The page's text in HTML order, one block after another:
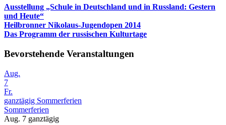
Ausstellung „Schule in Deutschland und in Russland: Gestern
und Heute“
Heilbronner Nikolaus-Jugendopen 2014
Das Programm der russischen Kulturtage
Bevorstehende Veranstaltungen
Aug.
7
Fr.
ganztägig Sommerferien
Sommerferien
Aug. 7 ganztägig